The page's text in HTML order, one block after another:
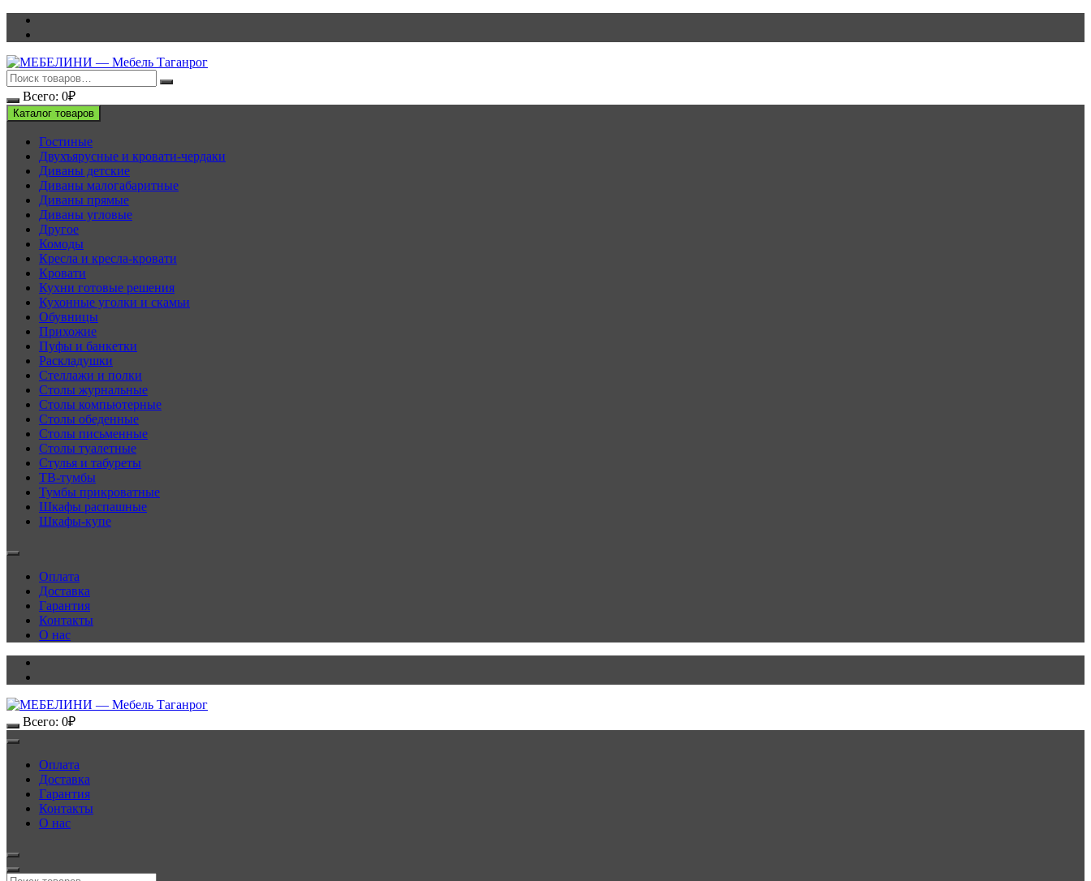
Перейти
Всего: 0₽
Каталог товаров
Гостиные
Двухъярусные и кровати-чердаки
Диваны детские
Диваны малогабаритные
Диваны прямые
Диваны угловые
Другое
Комоды
Кресла и кресла-кровати
Кровати
Кухни готовые решения
Кухонные уголки и скамьи
Обувницы
Прихожие
Пуфы и банкетки
Раскладушки
Стеллажи и полки
Столы журнальные
Столы компьютерные
Столы обеденные
Столы письменные
Столы туалетные
Стулья и табуреты
ТВ-тумбы
Тумбы прикроватные
Шкафы распашные
Шкафы-купе
Оплата
Доставка
Гарантия
Контакты
О нас
Всего: 0₽
Оплата
Доставка
Гарантия
Контакты
О нас